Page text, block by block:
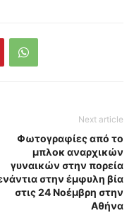
Next article
Φωτογραφίες από το
μπλοκ αναρχικών
γυναικών στην πορεία
στην έμφυλη βία
στις 24 Νοέμβρη στην
Αθήνα